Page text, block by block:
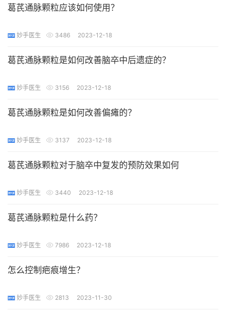
葛芪通脉颗粒应该如何使用？
妙手医生 3486 2023-12-18
葛芪通脉颗粒是如何改善脑卒中后遗症的？
妙手医生 3156 2023-12-18
葛芪通脉颗粒是如何改善偏瘫的？
妙手医生 3137 2023-12-18
葛芪通脉颗粒对于脑卒中复发的预防效果如何
妙手医生 3440 2023-12-18
葛芪通脉颗粒是什么药？
妙手医生 7986 2023-12-18
怎么控制疤痕增生？
妙手医生 2813 2023-11-30